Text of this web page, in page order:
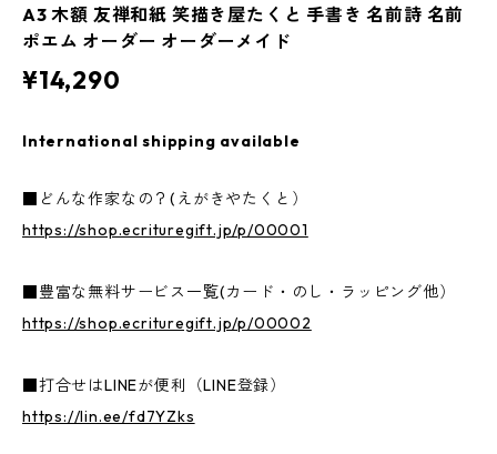
A3 木額 友禅和紙 笑描き屋たくと 手書き 名前詩 名前
ポエム オーダー オーダーメイド
¥14,290
International shipping available
■どんな作家なの？(えがきやたくと）
https://shop.ecrituregift.jp/p/00001
■豊富な無料サービス一覧(カード・のし・ラッピング他）
https://shop.ecrituregift.jp/p/00002
■打合せはLINEが便利（LINE登録）
https://lin.ee/fd7YZks